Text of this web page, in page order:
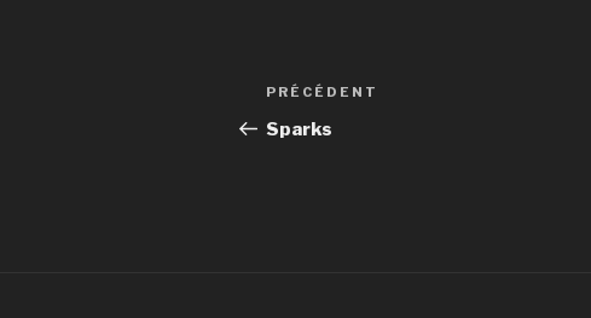
Navigation
de
Article
précédent
PRÉCÉDENT
Sparks